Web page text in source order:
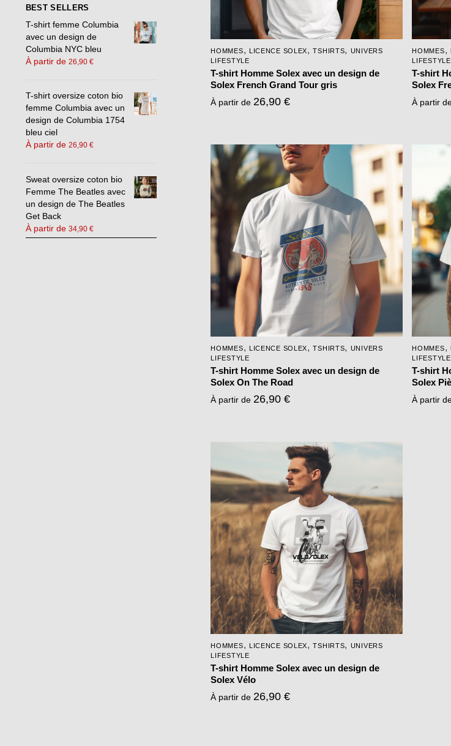
HOMMES, LICENCE SOLEX,TSHIRTS, UNIVERS
LIFESTYLE
T-shirt Homme Solex avec un design de
Solex French Grand Tour gris
À partir de 26,90€
Ce
produit
a
plusieurs
variations.
Les
options
peuvent
être
choisies
sur
page
du
produit
HOMMES,
LIFESTYLE
T-shirt
Solex
À partir
plusieurs
Les
options
peuvent
être
choisies
sur
page
du
produit
HOMMES, LICENCE SOLEX,TSHIRTS, UNIVERS
LIFESTYLE
T-shirt Homme Solex avec un design de
Solex On The Road
À partir de 26,90€
a
plusieurs
variations.
Les
options
peuvent
être
choisies
sur
la
page
du
produit
HOMMES,
LIFESTYLE
T-shirt
Solex
À partir
HOMMES, LICENCE SOLEX,TSHIRTS, UNIVERS
LIFESTYLE
T-shirt Homme Solex avec un design de
Solex Vélo
À partir de 26,90€
BEST SELLERS
T-shirt femme Columbia
avec un design de
Columbia NYC bleu
À partir de 26,90 €
T-shirt oversize coton bio
femme Columbia avec un
design de Columbia 1754
bleu ciel
À partir de 26,90 €
Sweat oversize coton bio
Femme The Beatles avec
un design de The Beatles
Get Back
À partir de 34,90 €